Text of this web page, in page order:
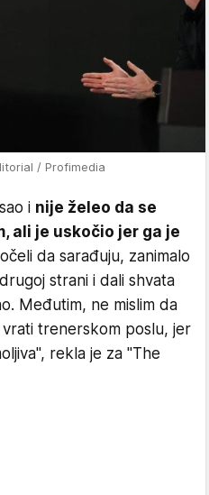
/ Profimedia
i nije želeo da se
ali je uskočio jer ga je
da sarađuju, zanimalo
strani i dali shvata
Međutim, ne mislim da
trenerskom poslu, jer
rekla je za "The